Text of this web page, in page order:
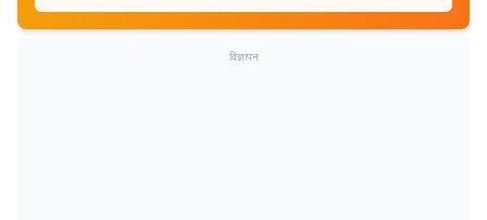
विज्ञापन